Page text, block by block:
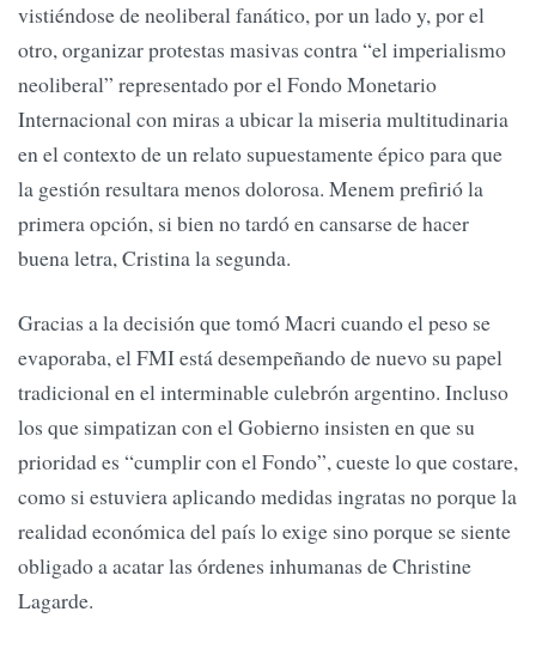
vistiéndose de neoliberal fanático, por un lado y, por el
otro, organizar protestas masivas contra “el imperialismo
neoliberal” representado por el Fondo Monetario
Internacional con miras a ubicar la miseria multitudinaria
en el contexto de un relato supuestamente épico para que
la gestión resultara menos dolorosa. Menem prefirió la
primera opción, si bien no tardó en cansarse de hacer
buena letra, Cristina la segunda.
Gracias a la decisión que tomó Macri cuando el peso se
evaporaba, el FMI está desempeñando de nuevo su papel
tradicional en el interminable culebrón argentino. Incluso
los que simpatizan con el Gobierno insisten en que su
prioridad es “cumplir con el Fondo”, cueste lo que costare,
como si estuviera aplicando medidas ingratas no porque la
realidad económica del país lo exige sino porque se siente
obligado a acatar las órdenes inhumanas de Christine
Lagarde.